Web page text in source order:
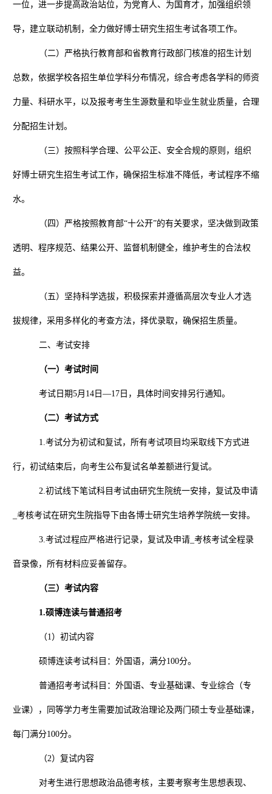
一位，进一步提高政治站位，为党育人、为国育才，加强组织领
导，建立联动机制，全力做好博士研究生招生考试各项工作。
（二）严格执行教育部和省教育行政部门核准的招生计划
总数，依据学校各招生单位学科分布情况，综合考虑各学科的师资
力量、科研水平，以及报考考生生源数量和毕业生就业质量，合理
分配招生计划。
（三）按照科学合理、公平公正、安全合规的原则，组织
好博士研究生招生考试工作，确保招生标准不降低，考试程序不缩
水。
（四）严格按照教育部“十公开”的有关要求，坚决做到政策
透明、程序规范、结果公开、监督机制健全，维护考生的合法权
益。
（五）坚持科学选拔，积极探索并遵循高层次专业人才选
拔规律，采用多样化的考查方法，择优录取，确保招生质量。
二、考试安排
（一）考试时间
考试日期5月 14日—17日，具体时间安排另行通知。
（二）考试方式
1.考试分为初试和复试，所有考试项目均采取线下方式进
行，初试结束后，向考生公布复试名单差额进行复试。
2.初试线下笔试科目考试由研究生院统一安排，复试及申请
考核考试在研究生院指导下由各博士研究生培养学院统一安排。
3.考试过程应严格进行记录，复试及申请_ 考核考试全程录
音录像，所有材料应妥善留存。
（三）考试内容
1.硕博连读与普通招考
（1）初试内容
硕博连读考试科目：外国语，满分100分。
普通招考考试科目：外国语、专业基础课、专业综合（专
业课），同等学力考生需要加试政治理论及两门硕士专业基础课，
每门满分100分。
（2）复试内容
对考生进行思想政治品德考核，主要考察考生思想表现、